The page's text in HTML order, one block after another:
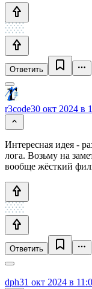
Ответить
r3code30 окт 2024 в
Интересная идея -
лога. Возьму на
вообще жёсткий
Ответить
dph31 окт 2024 в